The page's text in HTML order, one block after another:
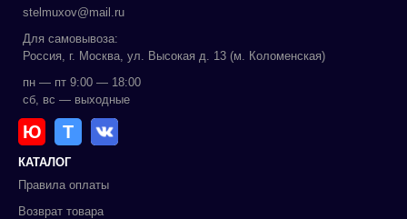
stelmuxov@mail.ru
Для самовывоза:
Россия, г. Москва, ул. Высокая д. 13 (м. Коломенская)
пн — пт 9:00 — 18:00
сб, вс — выходные
Ю Т
КАТАЛОГ
Правила оплаты
Возврат товара